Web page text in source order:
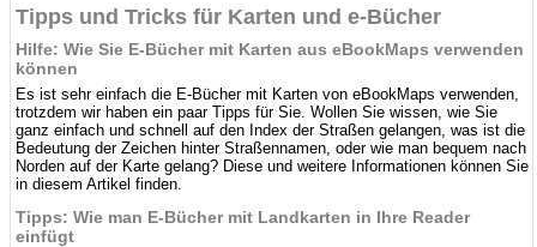
Tipps und Tricks für Karten und e-Bücher
Hilfe: Wie Sie E-Bücher mit Karten aus eBookMaps verwenden
können
Es ist sehr einfach die E-Bücher mit Karten von eBookMaps verwenden,
trotzdem wir haben ein paar Tipps für Sie. Wollen Sie wissen, wie Sie
ganz einfach und schnell auf den Index der Straßen gelangen, was ist die
Bedeutung der Zeichen hinter Straßennamen, oder wie man bequem nach
Norden auf der Karte gelang? Diese und weitere Informationen können Sie
in diesem Artikel finden.
Tipps: Wie man E-Bücher mit Landkarten in Ihre Reader
einfügt